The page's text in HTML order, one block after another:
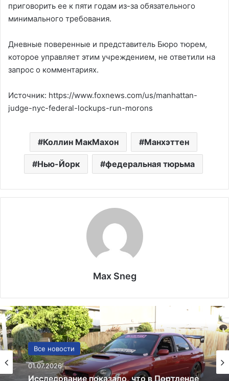
приговорить ее к пяти годам из-за обязательного
минимального требования.
Дневные поверенные и представитель Бюро тюрем,
которое управляет этим учреждением, не ответили на
запрос о комментариях.
Источник: https://www.foxnews.com/us/manhattan-
judge-nyc-federal-lockups-run-morons
Коллин МакМахон Манхэттен
Нью-Йорк федеральная тюрьма
Max Sneg
Все новости
США
13.06.2025